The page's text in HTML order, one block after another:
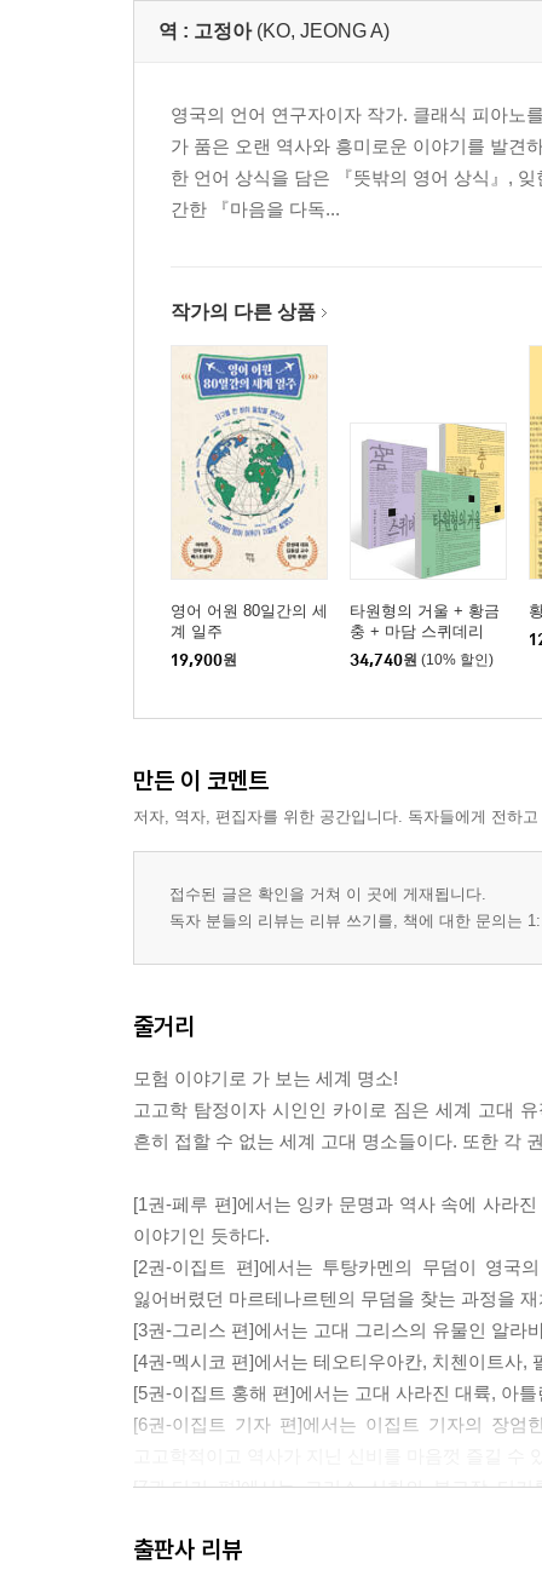
역 : 고정아 (KO, JEONG A)
영국의 언어 연구자이자 작가. 클래식 피아노
가 품은 오랜 역사와 흥미로운 이야기를 발견
한 언어 상식을 담은 『뜻밖의 영어 상식』,
간한 『마음을 다독...
작가의 다른 상품
영어 어원 80일간의 세
계 일주
19,900원
타원형의 거울 + 황금
충 + 마담 스퀴데리
34,740원 (10% 할인)
만든 이 코멘트
저자, 역자, 편집자를 위한 공간입니다. 독자들에게 전하
접수된 글은 확인을 거쳐 이 곳에 게재됩니다.
독자 분들의 리뷰는 리뷰 쓰기를, 책에 대한 문의는
줄거리
모험 이야기로 가 보는 세계 명소!
고고학 탐정이자 시인인 카이로 짐은 세계 고대
흔히 접할 수 없는 세계 고대 명소들이다. 또한 각
[1권-페루 편]에서는 잉카 문명과 역사 속에 사라
이야기인 듯하다.
[2권-이집트 편]에서는 투탕카멘의 무덤이 영국
잃어버렸던 마르테나르텐의 무덤을 찾는 과정을
[3권-그리스 편]에서는 고대 그리스의 유물인 알라
[4권-멕시코 편]에서는 테오티우아칸, 치첸이트사,
[5권-이집트 홍해 편]에서는 고대 사라진 대륙, 아
[6권-이집트 기자 편]에서는 이집트 기자의 장
[7권-터키 편]에서는 그리스 신화의 본고장 터
느낄 수 있는 곳들이 이야기와 함께 잘 어우러져 있
출판사 리뷰